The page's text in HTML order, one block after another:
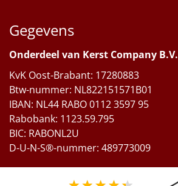
Gegevens
Onderdeel van Kerst Company B.V.
KvK Oost-Brabant: 17280883
Btw-nummer: NL822151571B01
IBAN: NL44 RABO 0112 3597 95
Rabobank: 1123.59.795
BIC: RABONL2U
D-U-N-S®-nummer: 489773009